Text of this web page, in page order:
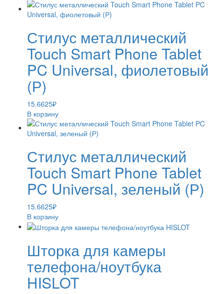
Стилус металлический
Touch Smart Phone Tablet
PC Universal, фиолетовый
(Р)
15.6625₽
В корзину
Стилус металлический
Touch Smart Phone Tablet
PC Universal, зеленый (Р)
15.6625₽
В корзину
Шторка для камеры
телефона/ноутбука
HISLOT